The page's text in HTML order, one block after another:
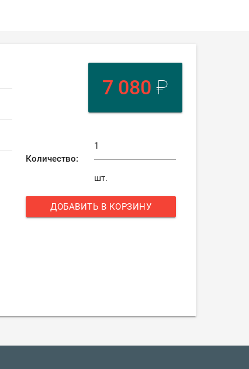
7 080 ₽
Количество:
шт.
ДОБАВИТЬ В КОРЗИНУ